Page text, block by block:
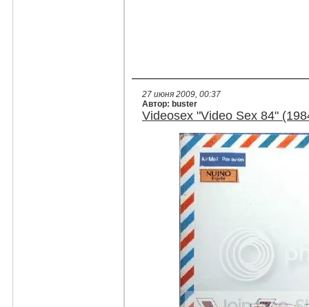
27 июня 2009, 00:37
Автор: buster
Videosex "Video Sex 84"